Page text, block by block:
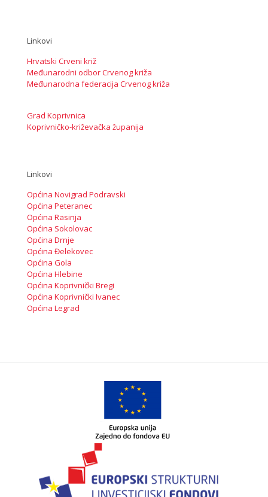
Linkovi
Hrvatski Crveni križ
Međunarodni odbor Crvenog križa
Međunarodna federacija Crvenog križa
Grad Koprivnica
Koprivničko-križevačka županija
Linkovi
Općina Novigrad Podravski
Općina Peteranec
Općina Rasinja
Općina Sokolovac
Općina Drnje
Općina Đelekovec
Općina Gola
Općina Hlebine
Općina Koprivnički Bregi
Općina Koprivnički Ivanec
Općina Legrad